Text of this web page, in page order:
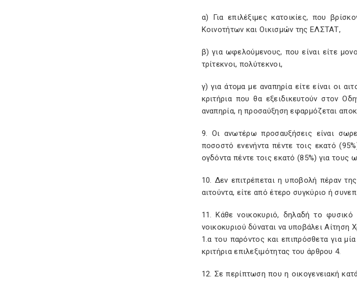
α) Για επιλέξιμες κατοικίες, που
Κοινοτήτων και Οικισμών της ΕΛΣΤΑΤ,
β) για ωφελούμενους, που είναι είτε
τρίτεκνοι, πολύτεκνοι,
γ) για άτομα με αναπηρία είτε είναι οι
κριτήρια που θα εξειδικευτούν στον
αναπηρία, η προσαύξηση εφαρμόζεται
9. Οι ανωτέρω προσαυξήσεις είναι
ποσοστό ενενήντα πέντε τοις εκατό
ογδόντα πέντε τοις εκατό (85%) για τους
10. Δεν επιτρέπεται η υποβολή πέραν
αιτούντα, είτε από έτερο συγκύριο ή
11. Κάθε νοικοκυριό, δηλαδή το
νοικοκυριού δύναται να υποβάλει Αίτηση
1.α του παρόντος και επιπρόσθετα για
κριτήρια επιλεξιμότητας του άρθρου 4.
12. Σε περίπτωση που η οικογενειακή